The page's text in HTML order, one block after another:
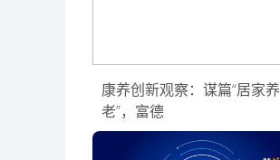
康养创新观察：谋篇“居家养
老”，富德